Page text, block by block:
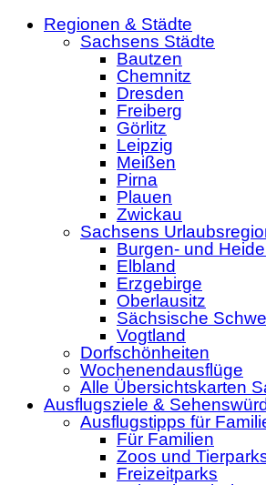
Regionen & Städte
Sachsens Städte
Bautzen
Chemnitz
Dresden
Freiberg
Görlitz
Leipzig
Meißen
Pirna
Plauen
Zwickau
Sachsens
Burgen- und
Elbland
Erzgebirge
Oberlausitz
Sächsische
Vogtland
Dorfschönheiten
Wochenendausflüge
Alle Übersichtskarten
Ausflugsziele &
Ausflugstipps für
Für Familien
Zoos und
Freizeitparks